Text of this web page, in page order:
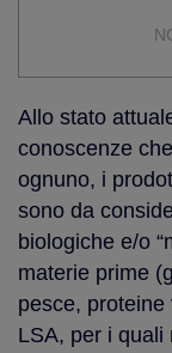
Allo stato
conoscenze
ognuno, i
sono da
biologiche e/o
materie prime
pesce,
LSA, per i quali